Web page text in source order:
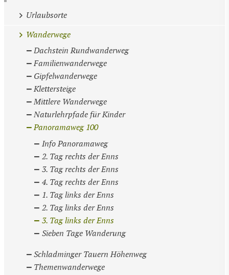
Urlaubsorte
Wanderwege
Dachstein Rundwanderweg
Familienwanderwege
Gipfelwanderwege
Klettersteige
Mittlere Wanderwege
Naturlehrpfade für Kinder
Panoramaweg 100
Info Panoramaweg
2. Tag rechts der Enns
3. Tag rechts der Enns
4. Tag rechts der Enns
1. Tag links der Enns
2. Tag links der Enns
3. Tag links der Enns
Sieben Tage Wanderung
Schladminger Tauern Höhenweg
Themenwanderwege